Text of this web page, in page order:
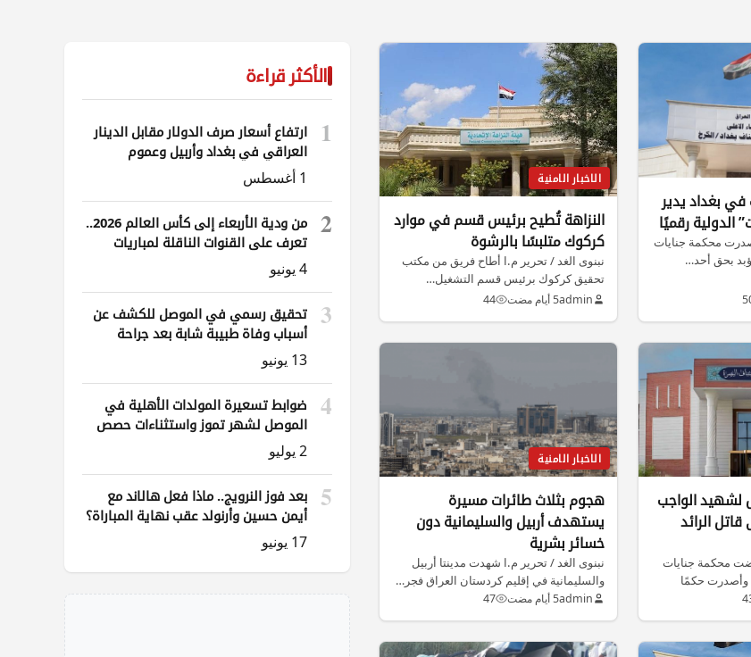
في بغداد يدير
رقميًا
محكمة جنايات
بحق أحد…
الاخبار الامنية
النزاهة تُطيح برئيس قسم في موارد
كركوك متلبسًا بالرشوة
نبنوى الغد / تحرير م.ا أطاح فريق من مكتب
تحقيق كركوك برئيس قسم التشغيل…
admin5 أيام مضت 44
لشهيد الواجب
الرائد
محكمة جنايات
وأصدرت حكمًا
الاخبار الامنية
هجوم بثلاث طائرات مسيرة
يستهدف أربيل والسليمانية دون
خسائر بشرية
نبنوى الغد / تحرير م.ا شهدت مدينتا أربيل
والسليمانية في إقليم كردستان العراق فجر…
admin5 أيام مضت 47
الأكثر قراءة
1
ارتفاع أسعار صرف الدولار مقابل الدينار
العراقي في بغداد وأربيل وعموم
المحافظات
1 أغسطس
2
من ودية الأربعاء إلى كأس العالم 2026..
تعرف على القنوات الناقلة لمباريات
العراق
4 يونيو
3
تحقيق رسمي في الموصل للكشف عن
أسباب وفاة طبيبة شابة بعد جراحة
ناظورية
13 يونيو
4
ضوابط تسعيرة المولدات الأهلية في
الموصل لشهر تموز واستثناءات حصص
الوقود
2 يوليو
5
بعد فوز النرويج.. ماذا فعل هالاند مع
أيمن حسين وأرنولد عقب نهاية المباراة؟
17 يونيو